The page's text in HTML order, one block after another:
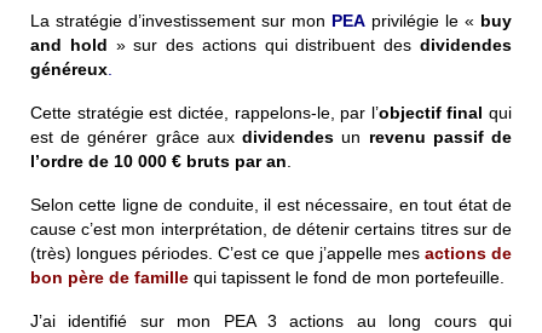
La stratégie d’investissement sur mon PEA privilégie le « buy
and hold » sur des actions qui distribuent desdividendes
généreux
Cette stratégie est dictée, rappelons-le, par l’objectif final qui
est de générer grâce auxdividendes un revenu passifde
l’ordre de 10 000 € bruts par an
Selon cette ligne de conduite, il est nécessaire, en tout état de
cause c’est mon interprétation, de détenir certains titres sur de
(très) longues périodes.C’est ce que j’appelle mes actions de
bon père de famille qui tapissent le fond de mon portefeuille.
J’ai identifié sur mon PEA 3 actions au long cours qui